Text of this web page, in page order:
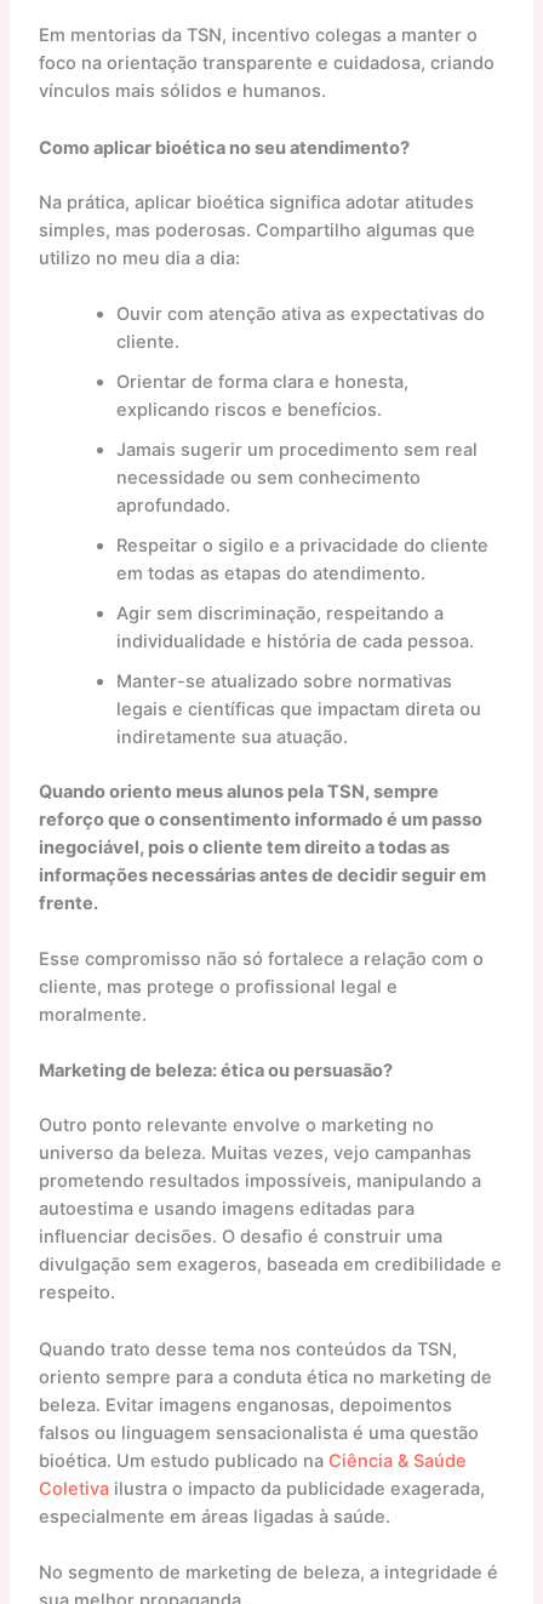
Em mentorias da TSN, incentivo colegas a manter o
foco na orientação transparente e cuidadosa, criando
vínculos mais sólidos e humanos.
Como aplicar bioética no seu atendimento?
Na prática, aplicar bioética significa adotar atitudes
simples, mas poderosas. Compartilho algumas que
utilizo no meu dia a dia:
Ouvir com atenção ativa as expectativas do
cliente.
Orientar de forma clara e honesta,
explicando riscos e benefícios.
Jamais sugerir um procedimento sem real
necessidade ou sem conhecimento
aprofundado.
Respeitar o sigilo e a privacidade do cliente
em todas as etapas do atendimento.
Agir sem discriminação, respeitando a
individualidade e história de cada pessoa.
Manter-se atualizado sobre normativas
legais e científicas que impactam direta ou
indiretamente sua atuação.
Quando oriento meus alunos pela TSN, sempre
reforço que o consentimento informado é um passo
inegociável, pois o cliente tem direito a todas as
informações necessárias antes de decidir seguir em
frente.
Esse compromisso não só fortalece a relação com o
cliente, mas protege o profissional legal e
moralmente.
Marketing de beleza: ética ou persuasão?
Outro ponto relevante envolve o marketing no
universo da beleza. Muitas vezes, vejo campanhas
prometendo resultados impossíveis, manipulando a
autoestima e usando imagens editadas para
influenciar decisões. O desafio é construir uma
divulgação sem exageros, baseada em credibilidade e
respeito.
Quando trato desse tema nos conteúdos da TSN,
oriento sempre para a conduta ética no marketing de
beleza. Evitar imagens enganosas, depoimentos
falsos ou linguagem sensacionalista é uma questão
bioética. Um estudo publicado na Ciência & Saúde
Coletivailustra o impacto da publicidade exagerada,
especialmente em áreas ligadas à saúde.
No segmento de marketing de beleza, a integridade é